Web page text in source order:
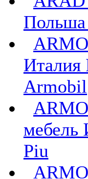
Италия
Armobil
мебель
Piu